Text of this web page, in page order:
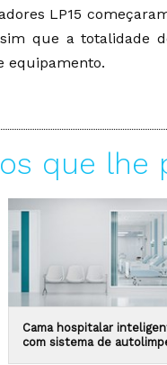
LP15
que a totalidade
equipamento.
que lhe
Cama hospitalar
com sistema de